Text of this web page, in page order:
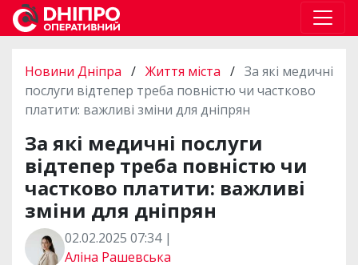
Новини Дніпра / Життя міста / За які медичні
послуги відтепер треба повністю чи частково
платити: важливі зміни для дніпрян
За які медичні послуги
відтепер треба повністю чи
частково платити: важливі
зміни для дніпрян
02.02.2025 07:34 |
Аліна Рашевська